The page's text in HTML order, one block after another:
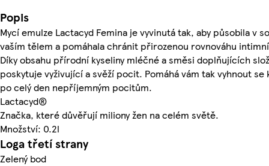
Popis
Mycí emulze Lactacyd Femina je vyvinutá tak, aby působila v
vaším tělem a pomáhala chránit přirozenou rovnováhu
Díky obsahu přírodní kyseliny mléčné a směsi doplňujících
poskytuje vyživující a svěží pocit. Pomáhá vám tak vyhnout se
po celý den nepříjemným pocitům.
Lactacyd®
Značka, které důvěřují miliony žen na celém světě.
Množství: 0.2l
Loga třetí strany
Zelený bod